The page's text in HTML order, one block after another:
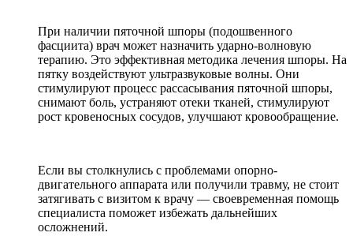
При наличии пяточной шпоры (подошвенного
фасциита) врач может назначить ударно-волновую
терапию. Это эффективная методика лечения шпоры. На
пятку воздействуют ультразвуковые волны. Они
стимулируют процесс рассасывания пяточной шпоры,
снимают боль, устраняют отеки тканей, стимулируют
рост кровеносных сосудов, улучшают кровообращение.
Если вы столкнулись с проблемами опорно-
двигательного аппарата или получили травму, не стоит
затягивать с визитом к врачу — своевременная помощь
специалиста поможет избежать дальнейших
осложнений.